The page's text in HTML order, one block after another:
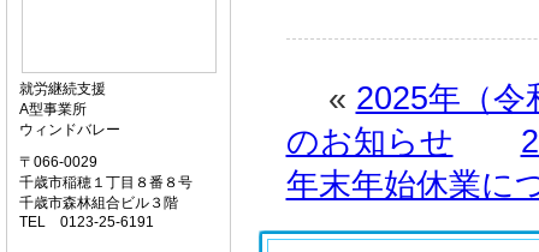
就労継続支援
A型事業所
ウィンドバレー
〒066-0029
千歳市稲穂１丁目８番８号
千歳市森林組合ビル３階
TEL 0123-25-6191
« 2025年（
のお知らせ
年末年始休業に